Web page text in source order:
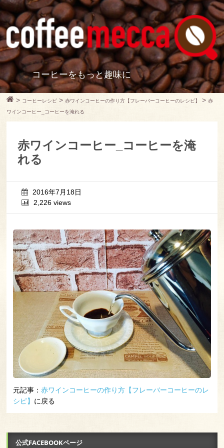
コーヒーをもっと趣味に
> コーヒーレシピ >赤ワインコーヒーの作り方【フレーバーコーヒーのレシピ】 >赤
ワインコーヒー_コーヒーを淹れる
赤ワインコーヒー_コーヒーを淹
れる
2016年7月18日
2,226 views
元記事： 赤ワインコーヒーの作り方【フレーバーコーヒーのレ
シピ】 に戻る
公式FACEBOOKページ